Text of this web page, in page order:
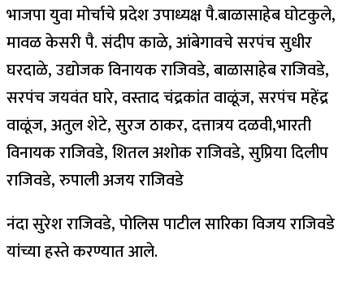
भाजपा युवा मोर्चाचे प्रदेश उपाध्यक्ष पै.बाळासाहेब घोटकुले,
मावळ केसरी पै. संदीप काळे, आंबेगावचे सरपंच सुधीर
घरदाळे, उद्योजक विनायक राजिवडे, बाळासाहेब राजिवडे,
सरपंच जयवंत घारे, वस्ताद चंद्रकांत वाळूंज, सरपंच महेंद्र
वाळूंज, अतुल शेटे, सुरज ठाकर, दत्तात्रय दळवी,भारती
विनायक राजिवडे, शितल अशोक राजिवडे, सुप्रिया दिलीप
राजिवडे, रुपाली अजय राजिवडे
नंदा सुरेश राजिवडे, पोलिस पाटील सारिका विजय राजिवडे
यांच्या हस्ते करण्यात आले.